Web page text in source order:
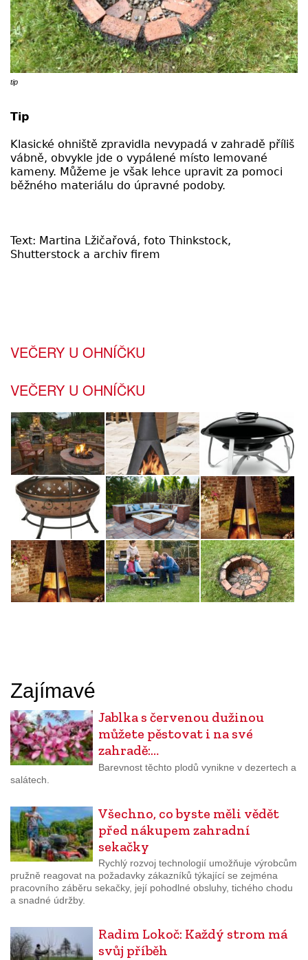
tip
Tip
Klasické ohniště zpravidla nevypadá v zahradě příliš
vábně, obvykle jde o vypálené místo lemované
kameny. Můžeme je však lehce upravit za pomoci
běžného materiálu do úpravné podoby.
Text: Martina Lžičařová, foto Thinkstock,
Shutterstock a archiv firem
VEČERY U OHNÍČKU
VEČERY U OHNÍČKU
Zajímavé
Jablka s červenou dužinou
můžete pěstovat i na své
zahradě:…
Barevnost těchto plodů vynikne v dezertech a
salátech.
Všechno, co byste měli vědět
před nákupem zahradní
sekačky
Rychlý rozvoj technologií umožňuje výrobcům
pružně reagovat na požadavky zákazníků týkající se zejména
pracovního záběru sekačky, její pohodlné obsluhy, tichého chodu
a snadné údržby.
Radim Lokoč: Každý strom má
svůj příběh